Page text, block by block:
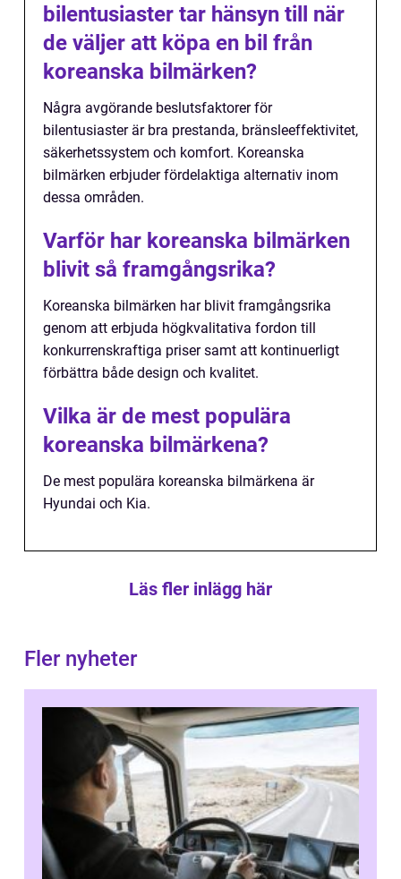
bilentusiaster tar hänsyn till när
de väljer att köpa en bil från
koreanska bilmärken?
Några avgörande beslutsfaktorer för
bilentusiaster är bra prestanda, bränsleeffektivitet,
säkerhetssystem och komfort. Koreanska
bilmärken erbjuder fördelaktiga alternativ inom
dessa områden.
Varför har koreanska bilmärken
blivit så framgångsrika?
Koreanska bilmärken har blivit framgångsrika
genom att erbjuda högkvalitativa fordon till
konkurrenskraftiga priser samt att kontinuerligt
förbättra både design och kvalitet.
Vilka är de mest populära
koreanska bilmärkena?
De mest populära koreanska bilmärkena är
Hyundai och Kia.
Läs fler inlägg här
Fler nyheter